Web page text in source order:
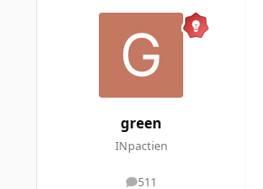
green
INpactien
511